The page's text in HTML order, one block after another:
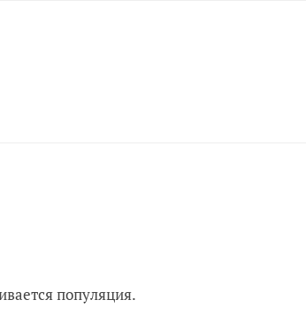
популяция.